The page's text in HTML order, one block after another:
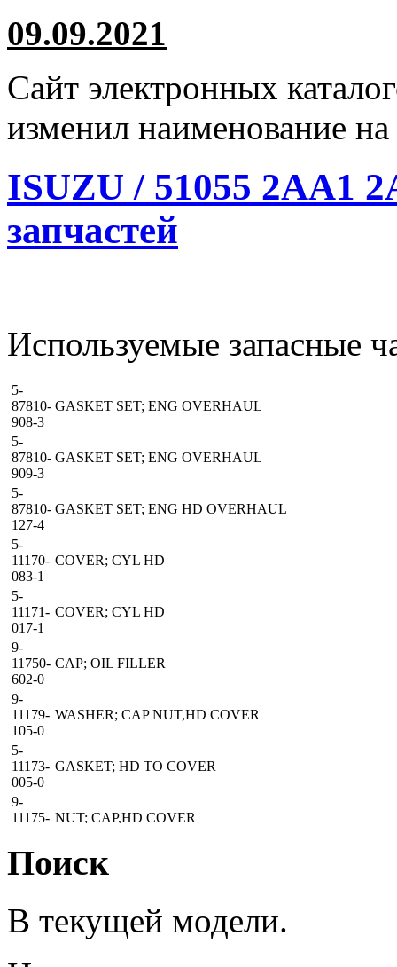
09.09.2021
Сайт электронных
изменил наименование на
ISUZU / 51055 2AA1
запчастей
Используемые запасные
5-
87810-
908-3
GASKET SET; ENG OVERHAUL
5-
87810-
909-3
GASKET SET; ENG OVERHAUL
5-
87810-
127-4
GASKET SET; ENG HD OVERHAUL
5-
11170-
083-1
COVER; CYL HD
5-
11171-
017-1
COVER; CYL HD
9-
11750-
602-0
CAP; OIL FILLER
9-
11179-
105-0
WASHER; CAP NUT,HD COVER
5-
11173-
005-0
GASKET; HD TO COVER
9-
11175- NUT; CAP,HD COVER
9-
11175-
NUT; CAP,HD COVER
11179-
030-0
GASKET; NUT,CYL HD COVER
Поиск
В текущей модели.